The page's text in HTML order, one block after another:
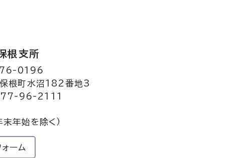
根支所
0196
根町水沼182番地3
96-2111
末年始を除く）
ーム